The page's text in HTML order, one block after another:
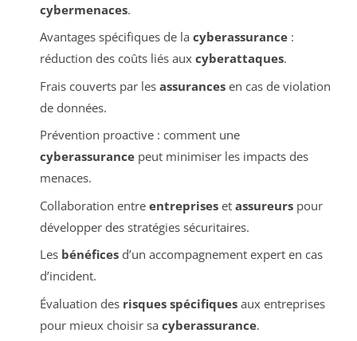
cybermenaces.
Avantages spécifiques de la cyberassurance:
réduction des coûts liés aux cyberattaques.
Frais couverts par les assurancesen cas de violation
de données.
Prévention proactive : comment une
cyberassurancepeut minimiser les impacts des
menaces.
Collaboration entre entrepriseset assureurspour
développer des stratégies sécuritaires.
Les bénéficesd’un accompagnement expert en cas
d’incident.
Évaluation des risques spécifiquesaux entreprises
pour mieux choisir sa cyberassurance.